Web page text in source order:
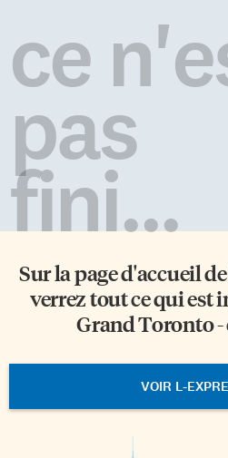
ce
pas
fini...
Sur la page d'accueil
verrez tout ce qui est
Grand Toronto -
VOIR L-